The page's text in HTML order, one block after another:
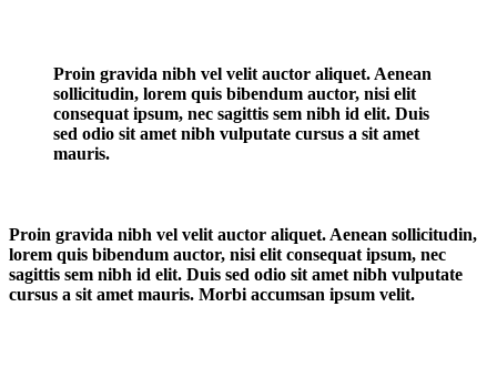
Proin gravida nibh vel velit auctor aliquet. Aenean
sollicitudin, lorem quis bibendum auctor, nisi elit
consequat ipsum, nec sagittis sem nibh id elit. Duis
sed odio sit amet nibh vulputate cursus a sit amet
mauris.
Proin gravida nibh vel velit auctor aliquet. Aenean sollicitudin,
lorem quis bibendum auctor, nisi elit consequat ipsum, nec
sagittis sem nibh id elit. Duis sed odio sit amet nibh vulputate
cursus a sit amet mauris. Morbi accumsan ipsum velit.